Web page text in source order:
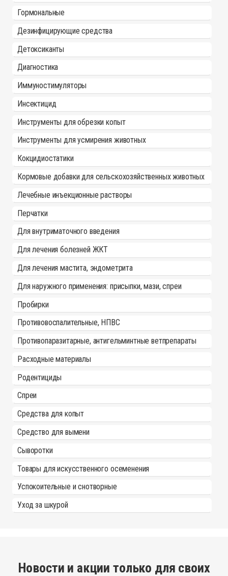
Гормональные
Дезинфицирующие средства
Детоксиканты
Диагностика
Иммуностимуляторы
Инсектицид
Инструменты для обрезки копыт
Инструменты для усмирения животных
Кокцидиостатики
Кормовые добавки для сельскохозяйственных животных
Лечебные инъекционные растворы
Перчатки
Для внутриматочного введения
Для лечения болезней ЖКТ
Для лечения мастита, эндометрита
Для наружного применения: присыпки, мази, спреи
Пробирки
Противовоспалительные, НПВС
Противопаразитарные, антигельминтные ветпрепараты
Расходные материалы
Родентициды
Спреи
Средства для копыт
Средство для вымени
Сыворотки
Товары для искусственного осеменения
Успокоительные и снотворные
Уход за шкурой
Новости и акции только для своих